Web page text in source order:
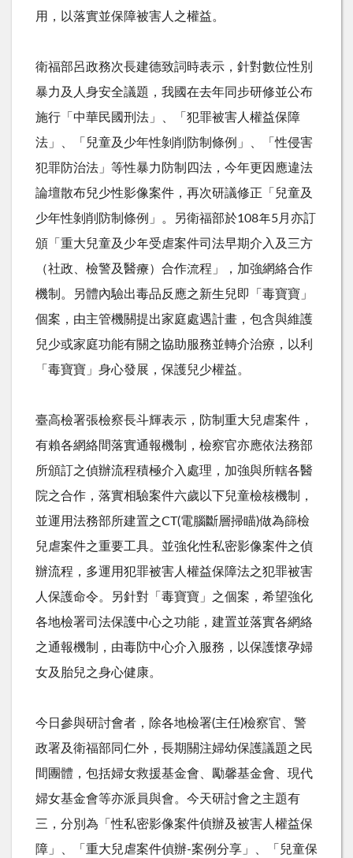
用，以落實並保障被害人之權益。
衛福部呂政務次長建德致詞時表示，針對數位性別
暴力及人身安全議題，我國在去年同步研修並公布
施行「中華民國刑法」、「犯罪被害人權益保障
法」、「兒童及少年性剝削防制條例」、「性侵害
犯罪防治法」等性暴力防制四法，今年更因應違法
論壇散布兒少性影像案件，再次研議修正「兒童及
少年性剝削防制條例」。另衛福部於108年5月亦訂
頒「重大兒童及少年受虐案件司法早期介入及三方
（社政、檢警及醫療）合作流程」，加強網絡合作
機制。另體內驗出毒品反應之新生兒即「毒寶寶」
個案，由主管機關提出家庭處遇計畫，包含與維護
兒少或家庭功能有關之協助服務並轉介治療，以利
「毒寶寶」身心發展，保護兒少權益。
臺高檢署張檢察長斗輝表示，防制重大兒虐案件，
有賴各網絡間落實通報機制，檢察官亦應依法務部
所頒訂之偵辦流程積極介入處理，加強與所轄各醫
院之合作，落實相驗案件六歲以下兒童檢核機制，
並運用法務部所建置之CT(電腦斷層掃瞄)做為篩檢
兒虐案件之重要工具。並強化性私密影像案件之偵
辦流程，多運用犯罪被害人權益保障法之犯罪被害
人保護命令。另針對「毒寶寶」之個案，希望強化
各地檢署司法保護中心之功能，建置並落實各網絡
之通報機制，由毒防中心介入服務，以保護懷孕婦
女及胎兒之身心健康。
今日參與研討會者，除各地檢署(主任)檢察官、警
政署及衛福部同仁外，長期關注婦幼保護議題之民
間團體，包括婦女救援基金會、勵馨基金會、現代
婦女基金會等亦派員與會。今天研討會之主題有
三，分別為「性私密影像案件偵辦及被害人權益保
障」、「重大兒虐案件偵辦-案例分享」、「兒童保